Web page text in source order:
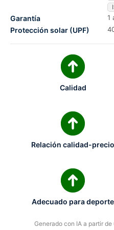
Garantía 1
Protección solar (UPF)
Calidad
Relación calidad-precio
Adecuado para deporte
Generado con IA a partir